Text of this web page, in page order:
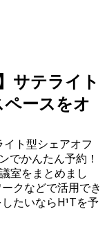
サテライト
ースをオ
イト型シェアオフ
でかんたん予約！
室をまとめまし
クなどで活用でき
たいならH¹Tを予